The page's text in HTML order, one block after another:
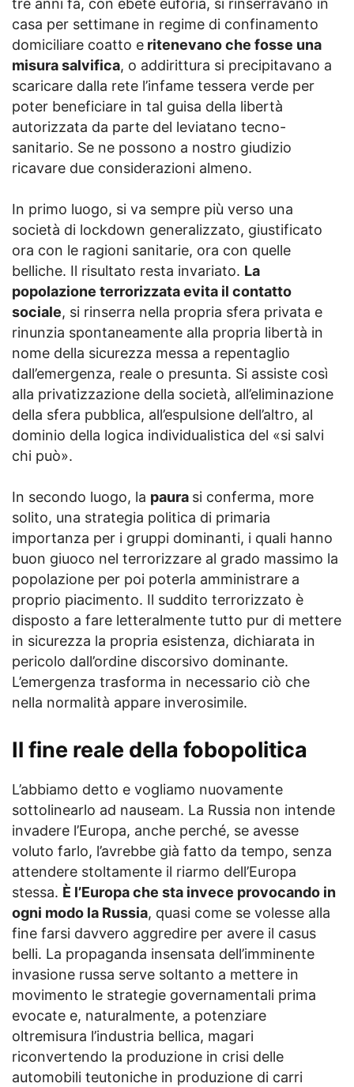
tre anni fa, con ebete euforia, si rinserravano in
casa per settimane in regime di confinamento
domiciliare coatto e ritenevano che fosse una
misura salvifica, o addirittura si precipitavano a
scaricare dalla rete l’infame tessera verde per
poter beneficiare in tal guisa della libertà
autorizzata da parte del leviatano tecno-
sanitario. Se ne possono a nostro giudizio
ricavare due considerazioni almeno.
In primo luogo, si va sempre più verso una
società di lockdown generalizzato, giustificato
ora con le ragioni sanitarie, ora con quelle
belliche. Il risultato resta invariato. La
popolazione terrorizzata evita il contatto
sociale, si rinserra nella propria sfera privata e
rinunzia spontaneamente alla propria libertà in
nome della sicurezza messa a repentaglio
dall’emergenza, reale o presunta. Si assiste così
alla privatizzazione della società, all’eliminazione
della sfera pubblica, all’espulsione dell’altro, al
dominio della logica individualistica del «si salvi
chi può».
In secondo luogo, la paura si conferma, more
solito, una strategia politica di primaria
importanza per i gruppi dominanti, i quali hanno
buon giuoco nel terrorizzare al grado massimo la
popolazione per poi poterla amministrare a
proprio piacimento. Il suddito terrorizzato è
disposto a fare letteralmente tutto pur di mettere
in sicurezza la propria esistenza, dichiarata in
pericolo dall’ordine discorsivo dominante.
L’emergenza trasforma in necessario ciò che
nella normalità appare inverosimile.
Il fine reale della fobopolitica
L’abbiamo detto e vogliamo nuovamente
sottolinearlo ad nauseam. La Russia non intende
invadere l’Europa, anche perché, se avesse
voluto farlo, l’avrebbe già fatto da tempo, senza
attendere stoltamente il riarmo dell’Europa
stessa. È l’Europa che sta invece provocando in
ogni modo la Russia, quasi come se volesse alla
fine farsi davvero aggredire per avere il casus
belli. La propaganda insensata dell’imminente
invasione russa serve soltanto a mettere in
movimento le strategie governamentali prima
evocate e, naturalmente, a potenziare
oltremisura l’industria bellica, magari
riconvertendo la produzione in crisi delle
automobili teutoniche in produzione di carri